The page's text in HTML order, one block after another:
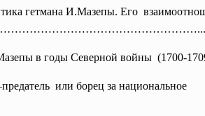
гетмана И.Мазепы. Его
в годы Северной войны
или борец за национальное